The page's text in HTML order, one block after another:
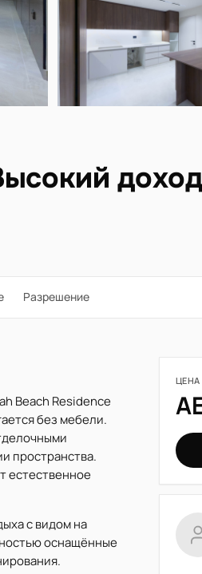
доход
Разрешение
Beach Residence
без мебели.
пространства.
естественное
с видом на
оснащённые